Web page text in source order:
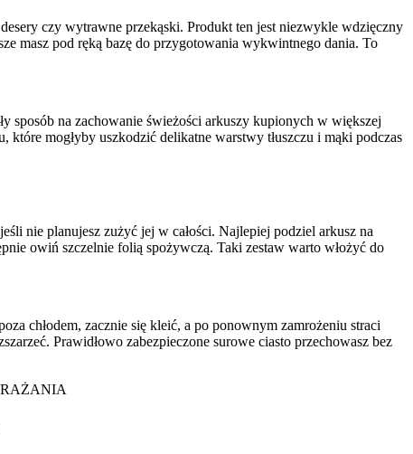
czy wytrawne przekąski. Produkt ten jest niezwykle wdzięczny
masz pod ręką bazę do przygotowania wykwintnego dania. To
sposób na zachowanie świeżości arkuszy kupionych w większej
mogłyby uszkodzić delikatne warstwy tłuszczu i mąki podczas
nie planujesz zużyć jej w całości. Najlepiej podziel arkusz na
owiń szczelnie folią spożywczą. Taki zestaw warto włożyć do
chłodem, zacznie się kleić, a po ponownym zamrożeniu straci
Prawidłowo zabezpieczone surowe ciasto przechowasz bez